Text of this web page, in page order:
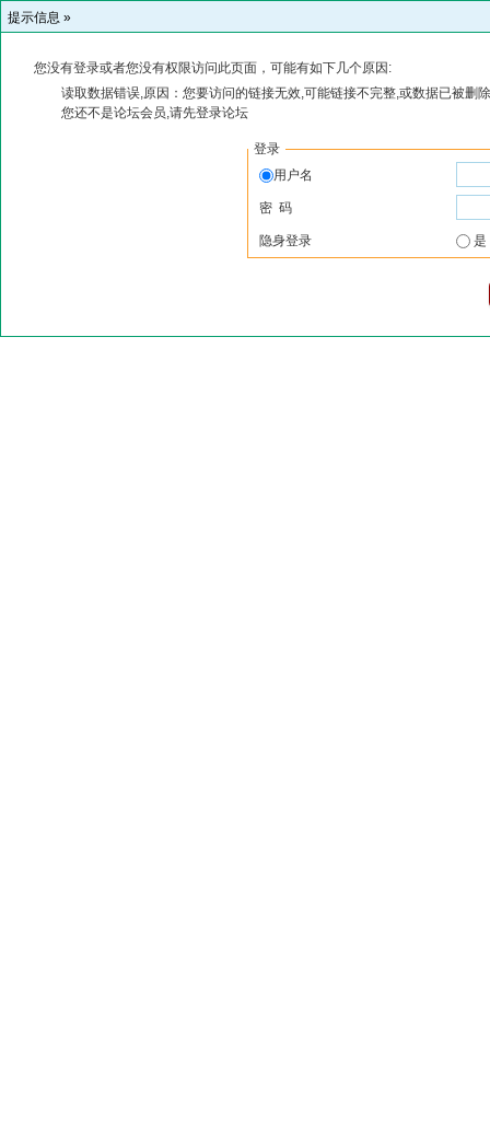
提示信息 »
您没有登录或者您没有权限访问此页面，可能有如下几个原因:
读取数据错误,原因：您要访问的链接无效,可能链接不完整,或数据已被删
您还不是论坛会员,请先登录论坛
登录
用户名
密 码
隐身登录